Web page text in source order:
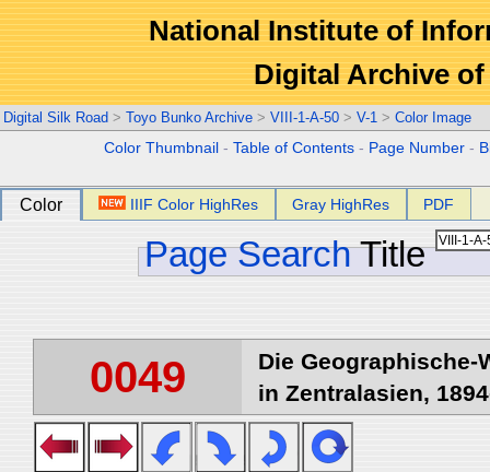
National Institute of
Digital Archive
Digital Silk Road > Toyo Bunko Archive > VIII-1-A-50 > V-1 > Color Image
Color Thumbnail -Table of Contents - Page Number -
Color IIIF Color HighRes Gray HighRes PDF
Page Search Title
0049
Die
in Zentralasien,